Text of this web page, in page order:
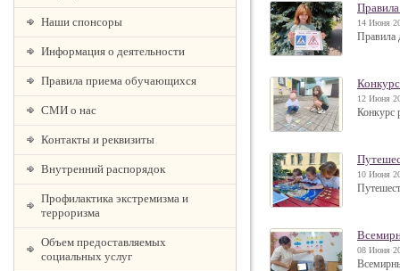
Наши спонсоры
Информация о деятельности
Правила приема обучающихся
СМИ о нас
Контакты и реквизиты
Внутренний распорядок
Профилактика экстремизма и
терроризма
Объем предоставляемых
социальных услуг
14 Июня
Правила
12 Июня
Конкурс
10 Июня
08 Июня